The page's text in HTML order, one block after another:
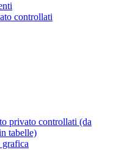
controllati
privato controllati (da
tabelle)
grafica